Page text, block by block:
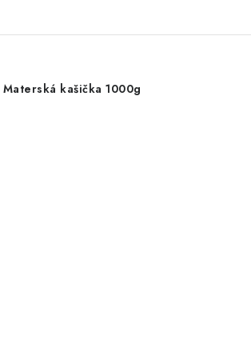
Materská kašička 1000g